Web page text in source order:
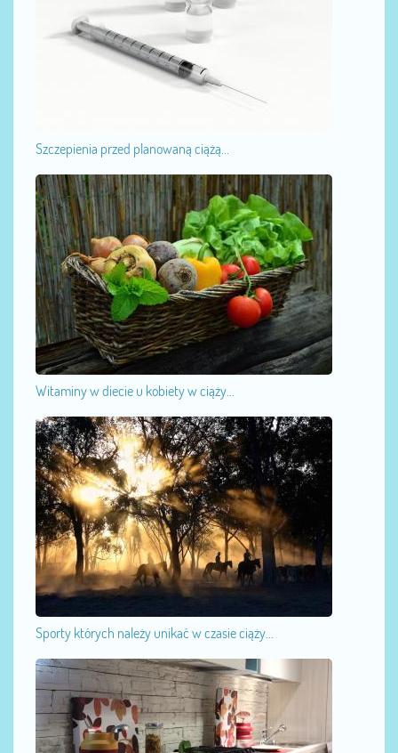
Szczepienia przed planowaną ciążą...
Witaminy w diecie u kobiety w ciąży...
Sporty których należy unikać w czasie ciąży...